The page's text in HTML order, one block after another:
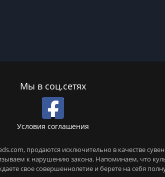
Мы в соц.сетях
Условия соглашения
продаются исключительно в качестве
к нарушению закона. Напоминаем, что
свое совершеннолетие и берете на себя